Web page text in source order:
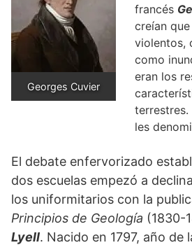
Georges Cuvier
francés
creían
violentos,
como
eran los
terrestres.
les
El debate enfervorizado
dos escuelas empezó a
los uniformitarios con la
Principios de Geología (1830-
Lyell. Nacido en 1797, año de